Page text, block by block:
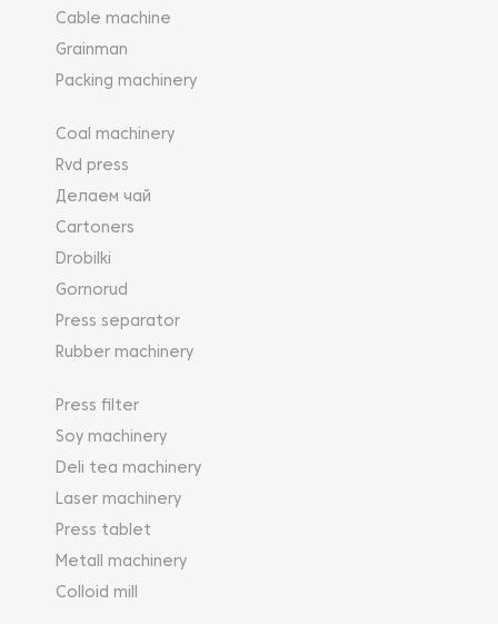
Cable machine
Grainman
Packing machinery
Coal machinery
Rvd press
Делаем чай
Cartoners
Drobilki
Gornorud
Press separator
Rubber machinery
Press filter
Soy machinery
Deli tea machinery
Laser machinery
Press tablet
Metall machinery
Colloid mill